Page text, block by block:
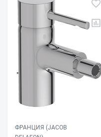
ФРАНЦИЯ (JACOB